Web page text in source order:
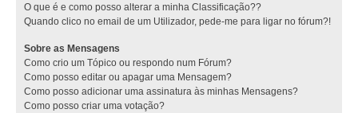
O que é e como posso alterar a minha Classificação??
Quando clico no email de um Utilizador, pede-me para ligar no fórum?!
Sobre as Mensagens
Como crio um Tópico ou respondo num Fórum?
Como posso editar ou apagar uma Mensagem?
Como posso adicionar uma assinatura às minhas Mensagens?
Como posso criar uma votação?